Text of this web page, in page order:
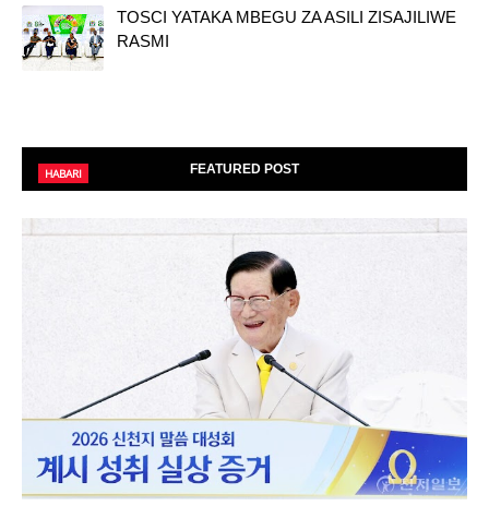
TOSCI YATAKA MBEGU ZA ASILI ZISAJILIWE
RASMI
FEATURED POST
HABARI